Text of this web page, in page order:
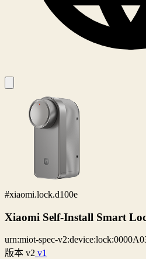
#xiaomi.lock.d100e
Xiaomi Self-Install Smart
urn:miot-spec-
版本 v2 v1